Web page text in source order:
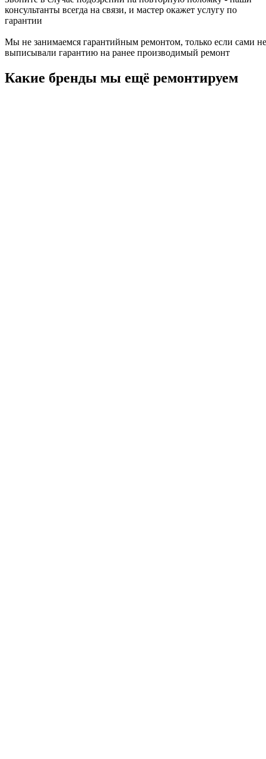
консультанты всегда на связи, и мастер окажет услугу по
гарантии
Мы не занимаемся гарантийным ремонтом, только если сами не
выписывали гарантию на ранее производимый ремонт
Какие бренды мы ещё ремонтируем